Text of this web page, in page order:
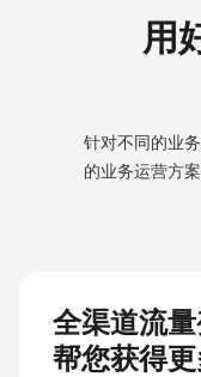
用
针对不同的业
的业务运营方
全渠道流
帮您获得